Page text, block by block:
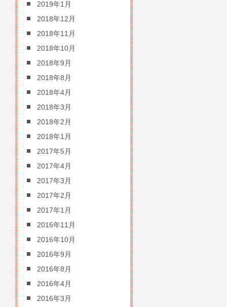
2019年1月
2018年12月
2018年11月
2018年10月
2018年9月
2018年8月
2018年4月
2018年3月
2018年2月
2018年1月
2017年5月
2017年4月
2017年3月
2017年2月
2017年1月
2016年11月
2016年10月
2016年9月
2016年8月
2016年4月
2016年3月